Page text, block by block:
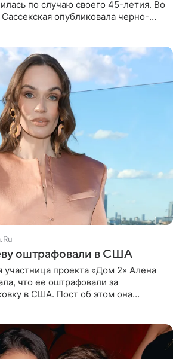
по случаю своего 45-летия. Во
опубликовала черно-
оштрафовали в США
проекта «Дом 2» Алена
что ее оштрафовали за
в США. Пост об этом она